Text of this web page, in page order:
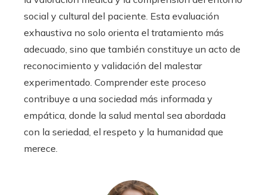
social y cultural del paciente. Esta evaluación
exhaustiva no solo orienta el tratamiento más
adecuado, sino que también constituye un acto de
reconocimiento y validación del malestar
experimentado. Comprender este proceso
contribuye a una sociedad más informada y
empática, donde la salud mental sea abordada
con la seriedad, el respeto y la humanidad que
merece.